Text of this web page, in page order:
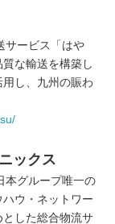
サービス「はや
な輸送を構築し
し、九州の賑わ
ックス
本グループ唯一の
ウ・ネットワー
した総合物流サ